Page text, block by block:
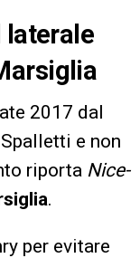
laterale
2017 dal
e non
riporta Nice-
.
per evitare